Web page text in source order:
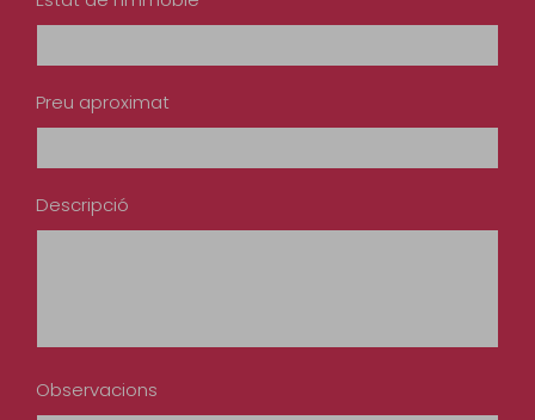
Preu aproximat
Descripció
Observacions